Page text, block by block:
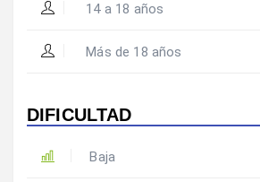
14 a 18 años
Más de 18 años
DIFICULTAD
Baja